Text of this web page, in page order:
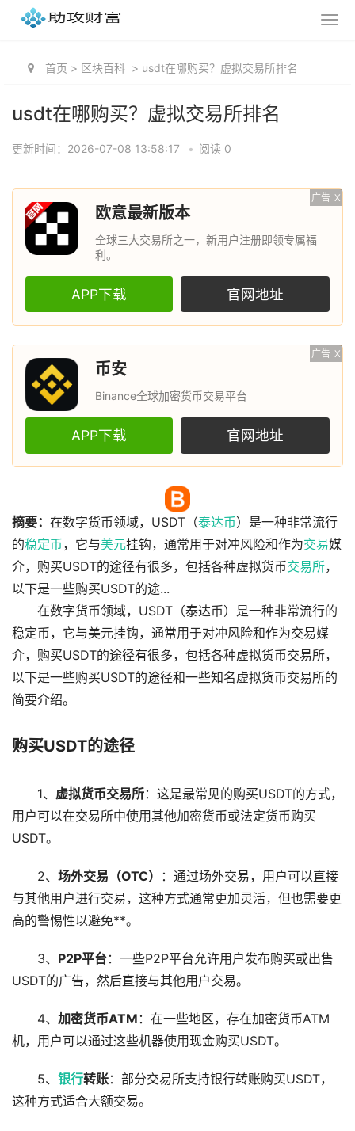
首页 > 区块百科 > usdt在哪购买？虚拟交易所排名
usdt在哪购买？虚拟交易所排名
更新时间：2026-07-08 13:58:17 • 阅读 0
广告 X
欧意最新版本
全球三大交易所之一，新用户注册即领专属福
利。
APP下载 官网地址
广告 X
币安
Binance全球加密货币交易平台
APP下载 官网地址
摘要： 在数字货币领域，USDT（泰达币）是一种非常流行
的稳定币，它与美元挂钩，通常用于对冲风险和作为交易媒
介，购买USDT的途径有很多，包括各种虚拟货币交易所，
以下是一些购买USDT的途...
在数字货币领域，USDT（泰达币）是一种非常流行的
稳定币，它与美元挂钩，通常用于对冲风险和作为交易媒
介，购买USDT的途径有很多，包括各种虚拟货币交易所，
以下是一些购买USDT的途径和一些知名虚拟货币交易所的
简要介绍。
购买USDT的途径
1、 虚拟货币交易所：这是最常见的购买USDT的方式，
用户可以在交易所中使用其他加密货币或法定货币购买
USDT。
2、 场外交易（OTC）
：通过场外交易，用户可以直接
与其他用户进行交易，这种方式通常更加灵活，但也需要更
高的警惕性以避免**。
3、 P2P平台：一些P2P平台允许用户发布购买或出售
USDT的广告，然后直接与其他用户交易。
4、 加密货币ATM ：在一些地区，存在加密货币ATM
机，用户可以通过这些机器使用现金购买USDT。
5、 银行转账：部分交易所支持银行转账购买USDT，
这种方式适合大额交易。